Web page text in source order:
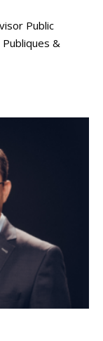
Public
&